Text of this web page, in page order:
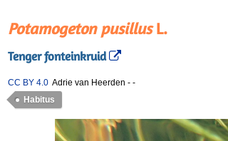
Potamogeton pusillusL.
Tenger fonteinkruid
CC BY 4.0 Adrie van Heerden - -
Habitus